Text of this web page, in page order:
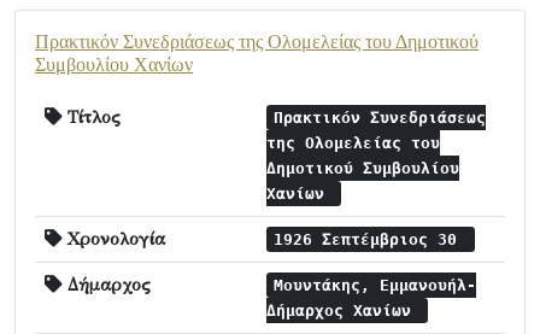
Πρακτικόν Συνεδριάσεως της Ολομελείας του Δημοτικού
Συμβουλίου Χανίων
Τίτλος
Πρακτικόν Συνεδριάσεως
της Ολομελείας του
Δημοτικού Συμβουλίου
Χανίων
Χρονολογία 1926 Σεπτέμβριος 30
Δήμαρχος
Μουντάκης, Εμμανουήλ-
Δήμαρχος Χανίων